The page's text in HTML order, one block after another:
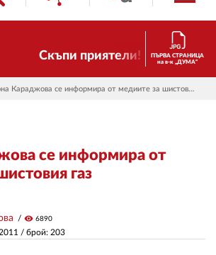
Скъпи приятели! Ние пак сме
ПЪРВА СТРАНИЦА
на в-к „ДУМА“
Нона Караджова се информира от медиите за шистовия газ
се информира от
газ
/ брой: 203
visibility 6890
ДРУГИ
АВТОРИ